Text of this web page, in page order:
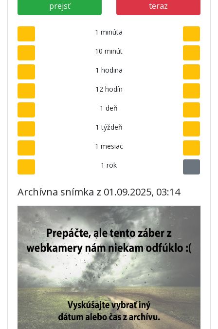
prejsť teraz
1 minúta
10 minút
1 hodina
12 hodín
1 deň
1 týždeň
1 mesiac
1 rok
Archívna snímka z 01.09.2025, 03:14